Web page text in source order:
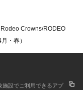
Crowns/RODEO
・春）
施設でご利用できるアプ